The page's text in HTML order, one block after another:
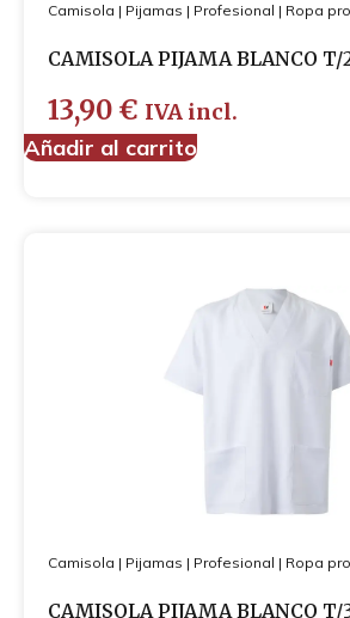
Camisola | Pijamas | Profesional | Ropa
CAMISOLA PIJAMA BLANCO T/
13,90 € IVA incl.
Añadir al carrito
Camisola | Pijamas | Profesional | Ropa
CAMISOLA PIJAMA BLANCO T/